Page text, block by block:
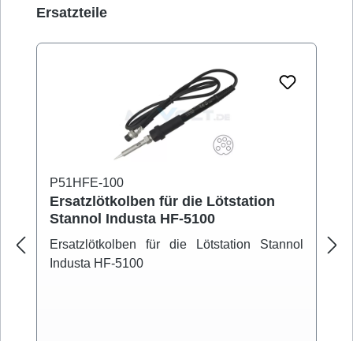
Ersatzteile
P51HFE-100
Ersatzlötkolben für die Lötstation
Stannol Industa HF-5100
Ersatzlötkolben für die Lötstation Stannol
Industa HF-5100